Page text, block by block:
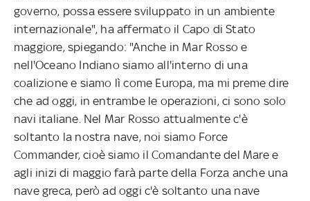
governo, possa essere sviluppato in un ambiente
internazionale", ha affermato il Capo di Stato
maggiore, spiegando: "Anche in Mar Rosso e
nell'Oceano Indiano siamo all'interno di una
coalizione e siamo lì come Europa, ma mi preme dire
che ad oggi, in entrambe le operazioni, ci sono solo
navi italiane. Nel Mar Rosso attualmente c'è
soltanto la nostra nave, noi siamo Force
Commander, cioè siamo il Comandante del Mare e
agli inizi di maggio farà parte della Forza anche una
nave greca, però ad oggi c'è soltanto una nave